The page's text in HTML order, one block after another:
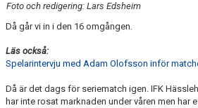
Foto och redigering: Lars Edsheim
Då går vi in i den 16 omgången.
Läs också:
Spelarintervju med Adam Olofsson inför
Då är det dags för seriematch igen. IFK
har inte rosat marknaden under våren men har